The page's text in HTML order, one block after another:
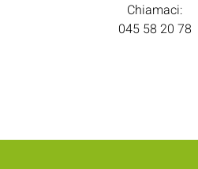
Chiamaci:
045 58 20 78